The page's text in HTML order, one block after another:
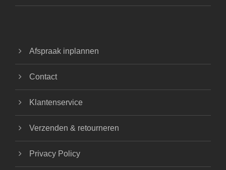
Afspraak inplannen
Contact
Klantenservice
Verzenden & retourneren
Privacy Policy